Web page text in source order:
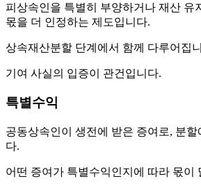
피상속인을 특별히 부양하거나 재산 유
몫을 더 인정하는 제도입니다.
상속재산분할 단계에서 함께 다루어집
기여 사실의 입증이 관건입니다.
특별수익
공동상속인이 생전에 받은 증여로, 분할
다.
어떤 증여가 특별수익인지에 따라 몫이